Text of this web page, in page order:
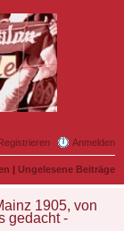
Anmelden
| Ungelesene Beiträge
1905, von
gedacht -